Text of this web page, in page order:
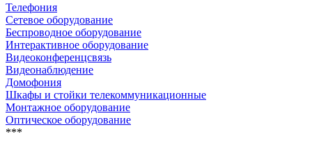
Телефония
Сетевое оборудование
Беспроводное оборудование
Интерактивное оборудование
Видеоконференцсвязь
Видеонаблюдение
Домофония
Шкафы и стойки телекоммуникационные
Монтажное оборудование
Оптическое оборудование
***